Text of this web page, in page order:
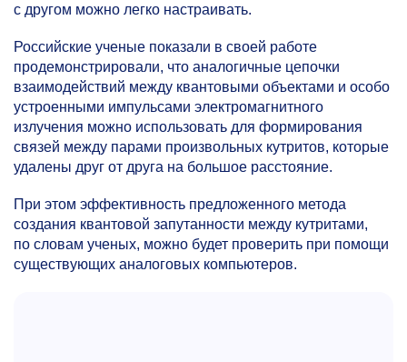
с другом можно легко настраивать.
Российские ученые показали в своей работе
продемонстрировали, что аналогичные цепочки
взаимодействий между квантовыми объектами и особо
устроенными импульсами электромагнитного
излучения можно использовать для формирования
связей между парами произвольных кутритов, которые
удалены друг от друга на большое расстояние.
При этом эффективность предложенного метода
создания квантовой запутанности между кутритами,
по словам ученых, можно будет проверить при помощи
существующих аналоговых компьютеров.